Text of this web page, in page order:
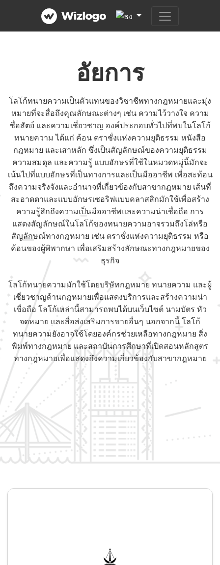
อัยการ
โลโก้ทนายความเป็นตัวแทนของวิชาชีพทางกฎหมายและมุ่ง
หมายที่จะสื่อถึงคุณลักษณะต่างๆ เช่น ความไว้วางใจ ความ
ซื่อสัตย์ และความเชี่ยวชาญ องค์ประกอบทั่วไปที่พบในโลโก้
ทนายความ ได้แก่ ค้อน ตราชั่งแห่งความยุติธรรม หนังสือ
กฎหมาย และเสาหลัก ซึ่งเป็นสัญลักษณ์ของความยุติธรรม
ความสมดุล และความรู้ แบบอักษรที่ใช้ในหมวดหมู่นี้มักจะ
เน้นไปที่แบบอักษรที่เป็นทางการและเป็นมืออาชีพ เพื่อสะท้อน
ถึงความจริงจังและอำนาจที่เกี่ยวข้องกับสาขากฎหมาย เส้นที่
สะอาดตาและแบบอักษรเซอริฟแบบคลาสสิกมักใช้เพื่อสร้าง
ความรู้สึกถึงความเป็นมืออาชีพและความน่าเชื่อถือ การ
แสดงสัญลักษณ์ในโลโก้ของทนายความอาจรวมถึงโล่หรือ
สัญลักษณ์ทางกฎหมาย เช่น ตราชั่งแห่งความยุติธรรม หรือ
ค้อนของผู้พิพากษา เพื่อเสริมสร้างลักษณะทางกฎหมายของ
ธุรกิจ
โลโก้ทนายความมักใช้โดยบริษัทกฎหมาย ทนายความ และผู้
เชี่ยวชาญด้านกฎหมายเพื่อแสดงบริการและสร้างความน่า
เชื่อถือ โลโก้เหล่านี้สามารถพบได้บนเว็บไซต์ นามบัตร หัว
จดหมาย และสื่อส่งเสริมการขายอื่นๆ นอกจากนี้ โลโก้
ทนายความยังอาจใช้โดยองค์กรช่วยเหลือทางกฎหมาย สิ่ง
พิมพ์ทางกฎหมาย และสถาบันการศึกษาที่เปิดสอนหลักสูตร
ทางกฎหมายเพื่อแสดงถึงความเกี่ยวข้องกับสาขากฎหมาย